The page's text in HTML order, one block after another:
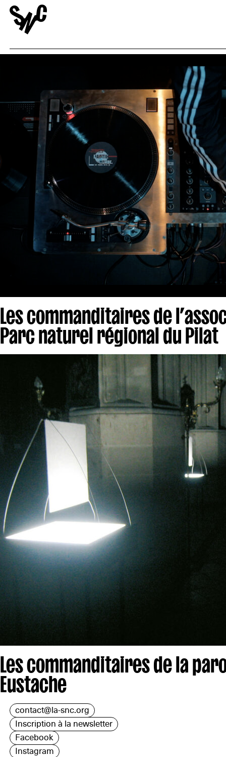
Les commanditaires de
Parc naturel régional du Pilat
Les commanditaires de la
Eustache
contact@la-snc.org
Inscription à la newsletter
Facebook
Instagram